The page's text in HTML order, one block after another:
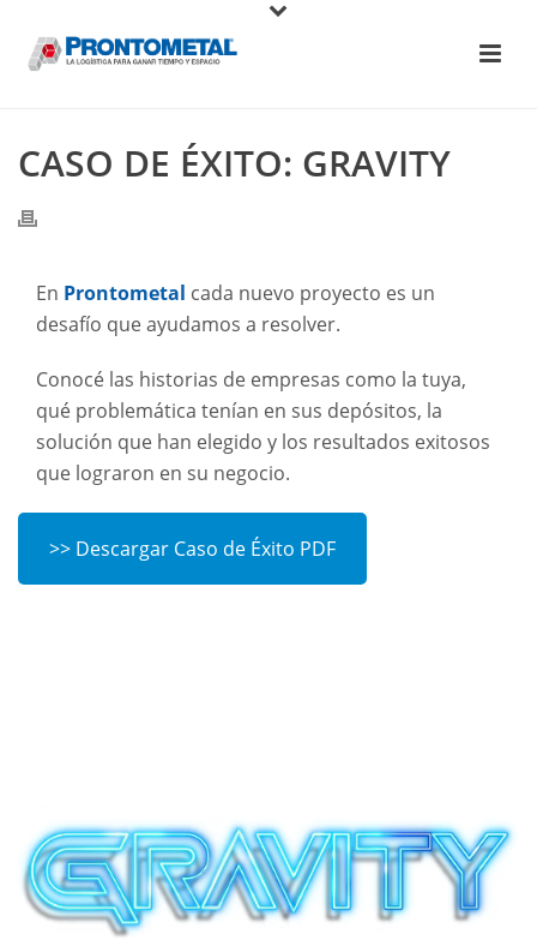
CASO DE ÉXITO: GRAVITY
En Prontometal cada nuevo proyecto es un
desafío que ayudamos a resolver.
Conocé las historias de empresas como la tuya,
qué problemática tenían en sus depósitos, la
solución que han elegido y los resultados exitosos
que lograron en su negocio.
>> Descargar Caso de Éxito PDF